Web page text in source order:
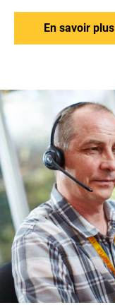
En savoir plus